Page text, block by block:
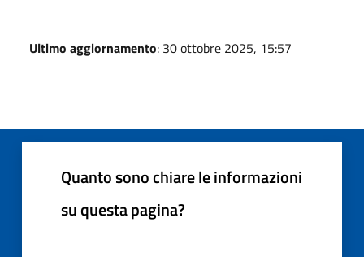
Ultimo aggiornamento: 30 ottobre 2025, 15:57
Quanto sono chiare le informazioni
su questa pagina?